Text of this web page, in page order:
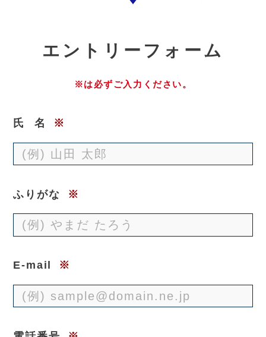
エ ントリーフォーム
※は必ずご入力ください。
氏名 ※
ふりがな ※
E-mail ※